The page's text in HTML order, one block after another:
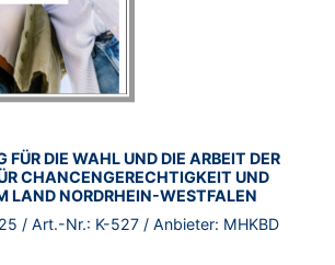
FÜR DIE WAHL UND DIE ARBEIT DER
CHANCENGERECHTIGKEIT UND
LAND NORDRHEIN-WESTFALEN
/ Art.-Nr.: K-527 / Anbieter: MHKBD